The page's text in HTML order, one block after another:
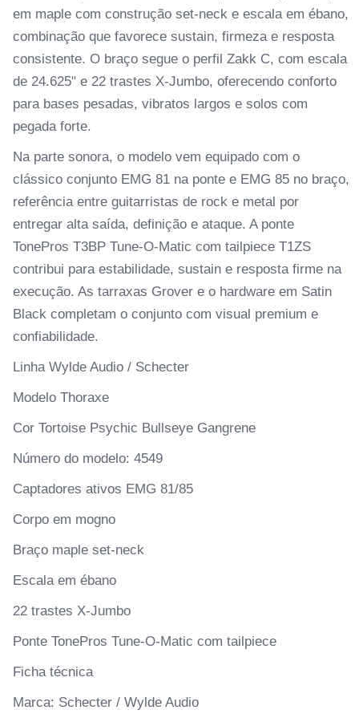
em maple com construção set-neck e escala em ébano,
combinação que favorece sustain, firmeza e resposta
consistente. O braço segue o perfil Zakk C, com escala
de 24.625" e 22 trastes X-Jumbo, oferecendo conforto
para bases pesadas, vibratos largos e solos com
pegada forte.
Na parte sonora, o modelo vem equipado com o
clássico conjunto EMG 81 na ponte e EMG 85 no braço,
referência entre guitarristas de rock e metal por
entregar alta saída, definição e ataque. A ponte
TonePros T3BP Tune-O-Matic com tailpiece T1ZS
contribui para estabilidade, sustain e resposta firme na
execução. As tarraxas Grover e o hardware em Satin
Black completam o conjunto com visual premium e
confiabilidade.
Linha Wylde Audio / Schecter
Modelo Thoraxe
Cor Tortoise Psychic Bullseye Gangrene
Número do modelo: 4549
Captadores ativos EMG 81/85
Corpo em mogno
Braço maple set-neck
Escala em ébano
22 trastes X-Jumbo
Ponte TonePros Tune-O-Matic com tailpiece
Ficha técnica
Marca: Schecter / Wylde Audio